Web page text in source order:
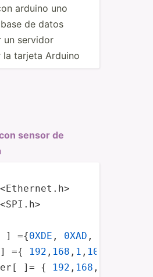
del potenciometro
de inicio
del potenciometro"
arduino uno
de datos
un servidor
la tarjeta Arduino
sensor de
] ={0XDE , 0XAD ,
={ 192 , 168 , 1 , 100
]= { 192 , 168 ,